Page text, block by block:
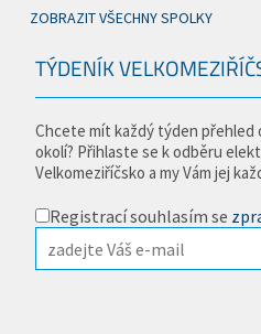
ZOBRAZIT VŠECHNY SPOLKY
TÝDENÍK
Chcete mít každý týden přehled
okolí? Přihlaste se k odběru
Velkomeziříčsko a my Vám jej
Registrací souhlasím se